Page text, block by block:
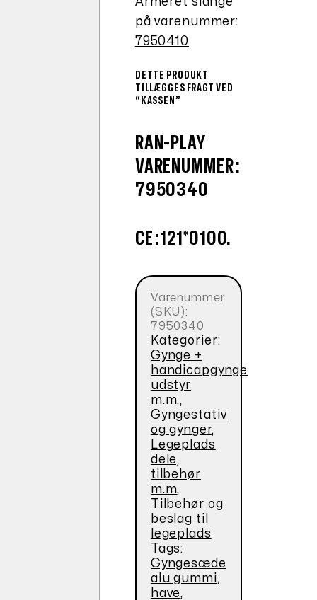
på varenummer:
7950410
DETTE PRODUKT
TILLÆGGES FRAGT VED
“KASSEN”
RAN-PLAY
VARENUMMER:
7950340
CE:121*0100.
Varenummer
(SKU):
7950340
Kategorier:
Gynge +
handicapgynge
udstyr
m.m.,
Gyngestativ
og gynger,
Legeplads
dele,
tilbehør
m.m,
Tilbehør og
beslag til
legeplads
Tags:
Gyngesæde
alu gummi,
have,